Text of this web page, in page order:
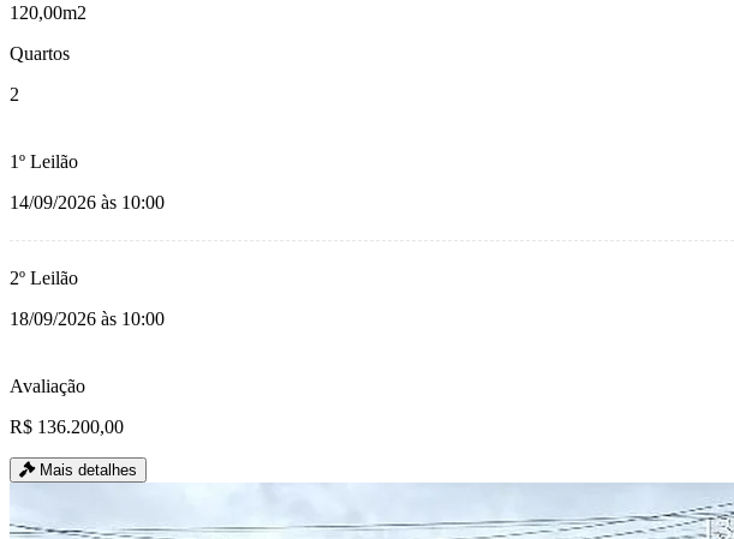
120,00m2
Quartos
2
1º Leilão
14/09/2026 às 10:00
2º Leilão
18/09/2026 às 10:00
Avaliação
R$ 136.200,00
Mais detalhes